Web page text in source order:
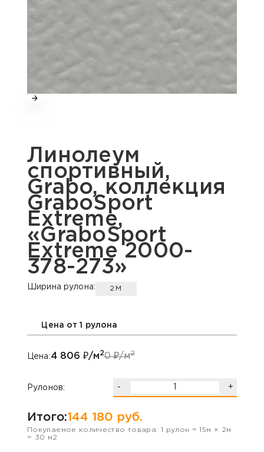
Линолеум
спортивный,
Grabo, коллекция
GraboSport
Extreme,
«GraboSport
Extreme 2000-
378-273»
Ширина рулона: 2М
Цена от 1 рулона
Цена:4 806 ₽/м20₽/м2
Рулонов: - +
Итого:144 180 руб.
Покупаемое количество товара: 1 рулон =15м × 2м
=
30 м2